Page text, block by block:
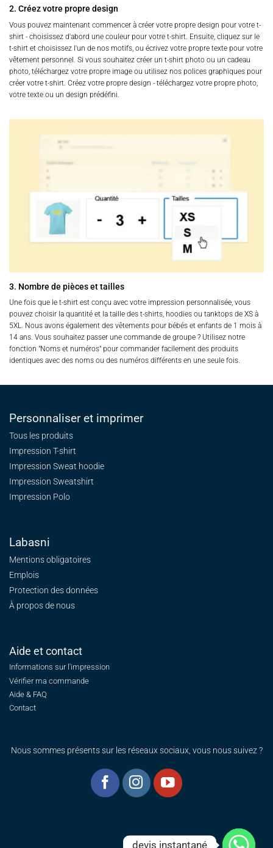
2. Créez votre propre design
Vous pouvez maintenant commencer à créer votre propre design pour votre t-
shirt - choisissez d'abord une couleur pour votre t-shirt. Ensuite, cliquez sur le
t-shirt et choisissez l'un de nos motifs, ou écrivez votre propre texte pour votre
vêtement personnel. Si vous souhaitez créer un t-shirt photo ou un cadeau
photo, téléchargez votre propre image ou utilisez nos polices graphiques pour
créer votre t-shirt. Créez votre propre design - téléchargez votre propre photo,
votre texte ou un design prédéfini.
3. Nombre de pièces et tailles
Une fois que le t-shirt est conçu avec votre impression personnalisée, vous
pouvez choisir la quantité et la taille des t-shirts, hoodies ou tanktops de XS à
5XL. Nous avons également des vêtements pour bébés et enfants de 1 mois à
14 ans. Vous souhaitez passer une commande de groupe ? Utilisez notre
fonction "Noms et numéros" pour commander facilement des produits
identiques avec des noms ou des numéros différents en une seule fois.
Personnaliser et imprimer
Tous les produits
Impression T-shirt
Impression Sweat hoodie
Impression Sweatshirt
Impression Polo
Labasni
Mentions obligatoires
Emplois
Protection des données
À propos de nous
Aide et contact
Informations sur l'impression
Vérifier ma commande
Aide & FAQ
Contact
Nous sommes présents sur les réseaux sociaux, vous nous suivez ?
devis instantané